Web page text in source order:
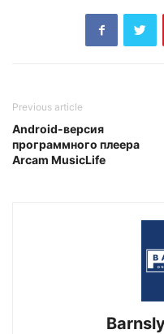
Previous article
Android-версия
программного плеера
Arcam MusicLife